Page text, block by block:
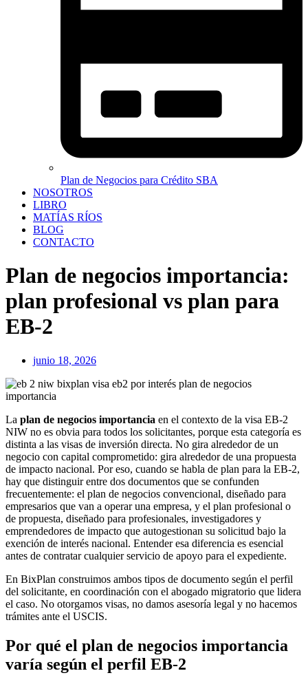
Plan de Negocios para Crédito SBA
NOSOTROS
LIBRO
MATÍAS RÍOS
BLOG
CONTACTO
Plan de negocios importancia:
plan profesional vs plan para
EB-2
junio 18, 2026
La plan de negocios importancia en el contexto de la visa EB-2
NIW no es obvia para todos los solicitantes, porque esta categoría es
distinta a las visas de inversión directa. No gira alrededor de un
negocio con capital comprometido: gira alrededor de una propuesta
de impacto nacional. Por eso, cuando se habla de plan para la EB-2,
hay que distinguir entre dos documentos que se confunden
frecuentemente: el plan de negocios convencional, diseñado para
empresarios que van a operar una empresa, y el plan profesional o
de propuesta, diseñado para profesionales, investigadores y
emprendedores de impacto que autogestionan su solicitud bajo la
exención de interés nacional. Entender esa diferencia es esencial
antes de contratar cualquier servicio de apoyo para el expediente.
En BixPlan construimos ambos tipos de documento según el perfil
del solicitante, en coordinación con el abogado migratorio que lidera
el caso. No otorgamos visas, no damos asesoría legal y no hacemos
trámites ante el USCIS.
Por qué el plan de negocios importancia
varía según el perfil EB-2